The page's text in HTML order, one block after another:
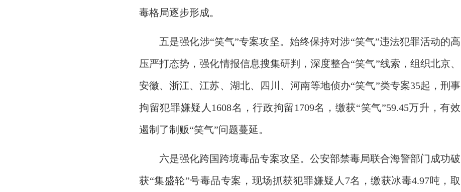
毒格局逐步形成。
五是强化涉“笑气”专案攻坚。始终保持对涉“笑气”违法犯罪活动的高
压严打态势，强化情报信息搜集研判，深度整合“笑气”线索，组织北京、
安徽、浙江、江苏、湖北、四川、河南等地侦办“笑气”类专案35起，刑事
拘留犯罪嫌疑人1608名，行政拘留1709名，缴获“笑气”59.45万升，有效
遏制了制贩“笑气”问题蔓延。
六是强化跨国跨境毒品专案攻坚。公安部禁毒局联合海警部门成功破
获“集盛轮”号毒品专案，现场抓获犯罪嫌疑人7名，缴获冰毒4.97吨，取